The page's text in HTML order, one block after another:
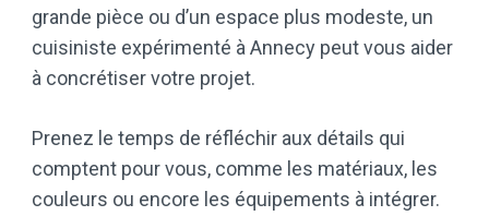
grande pièce ou d’un espace plus modeste, un
cuisiniste expérimenté à Annecy peut vous aider
à concrétiser votre projet.
Prenez le temps de réfléchir aux détails qui
comptent pour vous, comme les matériaux, les
couleurs ou encore les équipements à intégrer.